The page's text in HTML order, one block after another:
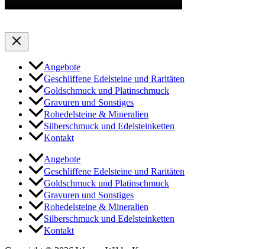
Angebote
Geschliffene Edelsteine und Raritäten
Goldschmuck und Platinschmuck
Gravuren und Sonstiges
Rohedelsteine & Mineralien
Silberschmuck und Edelsteinketten
Kontakt
Angebote
Geschliffene Edelsteine und Raritäten
Goldschmuck und Platinschmuck
Gravuren und Sonstiges
Rohedelsteine & Mineralien
Silberschmuck und Edelsteinketten
Kontakt